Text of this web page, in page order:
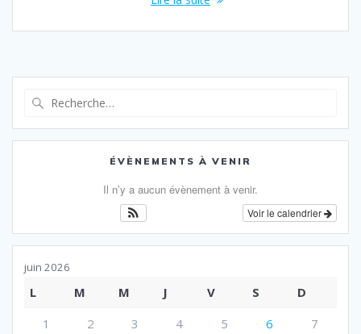
:
ÉVÈNEMENTS À VENIR
Il n’y a aucun évènement à venir.
Voir le calendrier
juin 2026
L M M J V S
D
1
2 3 4 5 6
7